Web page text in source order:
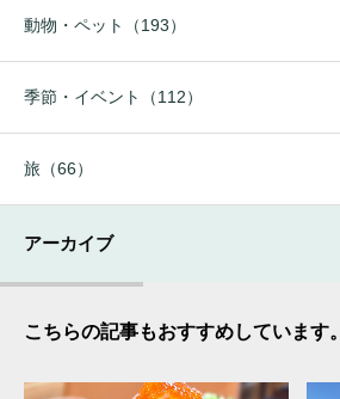
動物・ペット（193）
季節・イベント（112）
旅（66）
アーカイブ
こちらの記事もおすすめしています。